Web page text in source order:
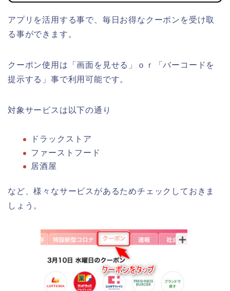
アプリを活用する事で、毎日お得なクーポンを受け取
る事ができます。
クーポン使用は「画面を見せる」ｏｒ「バーコードを
提示する」事で利用可能です。
対象サービスは以下の通り
ドラックストア
ファーストフード
居酒屋
など、様々なサービスがあるためチェックしておきま
しょう。